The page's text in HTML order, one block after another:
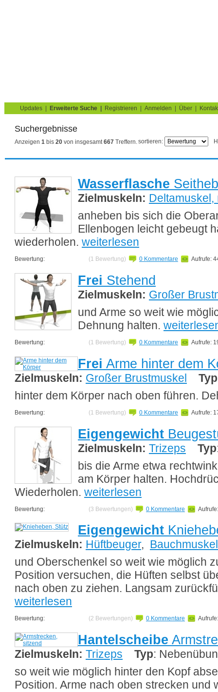
Updates Erweiterte Suche Registrieren Anmelden Über
Suchergebnisse
Anzeigen 1 bis 20 von insgesamt 667 Treffern. sortieren:
Wasserflasche
Zielmuskeln: Deltamuskel,
anheben bis sich die
Ellenbogen leicht gebeugt
wiederholen. weiterlesen
Bewertung: (1 Bewertung) 0 Kommentare Aufrufe:
Frei Stehend
Zielmuskeln: Großer
und Arme so weit wie
Dehnung halten.
Bewertung: (1 Bewertung) 0 Kommentare Aufrufe:
Frei Arme hinter dem
Zielmuskeln: Großer Brustmuskel Typ
hinter dem Körper nach oben führen.
Bewertung: (1 Bewertung) 0 Kommentare Aufrufe:
Eigengewicht
Zielmuskeln: Trizeps Typ
bis die Arme etwa
am Körper halten.
Wiederholen. weiterlesen
Bewertung: (3 Bewertungen) 0 Kommentare
Eigengewicht
Zielmuskeln: Hüftbeuger,
und Oberschenkel so weit wie möglich
Position versuchen, die Hüften selbst
nach oben zu ziehen. Langsam
weiterlesen
Bewertung: (2 Bewertungen) 0 Kommentare
Hantelscheibe
Zielmuskeln: Trizeps Typ:
so weit wie möglich hinter den Kopf
Position. Arme nach oben strecken und